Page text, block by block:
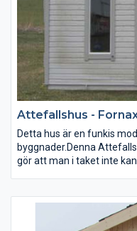
Attefallshus -
Detta hus är en funkis
byggnader.Denna
gör att man i taket inte
köparen att välja yttertak
takmaterial är takplåt,
val liknar takpannor men